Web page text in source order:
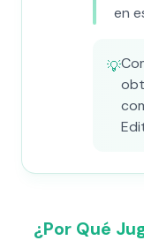
en
💡
¿Por Qué